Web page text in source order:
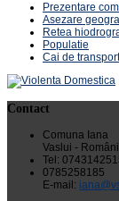
Prezentare
Asezare
Retea
Populatie
Cai de transport
Contact
Comuna Iana
Vaslui -
Tel:
0785258185
E-mail: